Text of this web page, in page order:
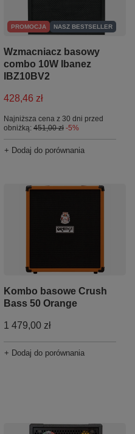
PROMOCJA NASZ BESTSELLER
Wzmacniacz basowy
combo 10W Ibanez
IBZ10BV2
428,46 zł
Najniższa cena z 30 dni przed
obniżką: 451,00 zł -5%
+ Dodaj do porównania
Kombo basowe Crush
Bass 50 Orange
1 479,00 zł
+ Dodaj do porównania